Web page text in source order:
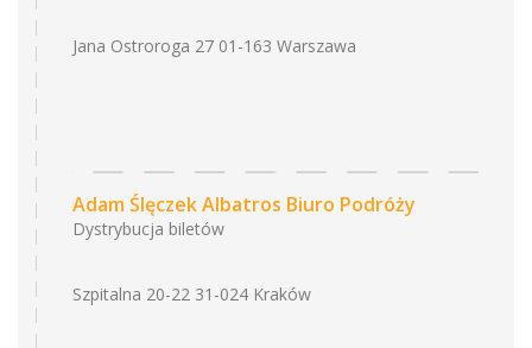
Jana Ostroroga 27 01-163 Warszawa
Adam Ślęczek Albatros Biuro Podróży
Dystrybucja biletów
Szpitalna 20-22 31-024 Kraków